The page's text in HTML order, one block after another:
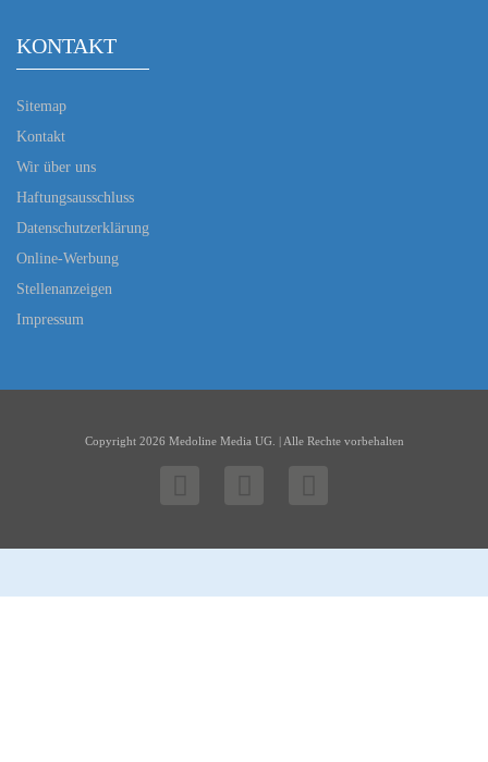
KONTAKT
Sitemap
Kontakt
Wir über uns
Haftungsausschluss
Datenschutzerklärung
Online-Werbung
Stellenanzeigen
Impressum
Copyright 2026 Medoline Media UG. | Alle Rechte vorbehalten